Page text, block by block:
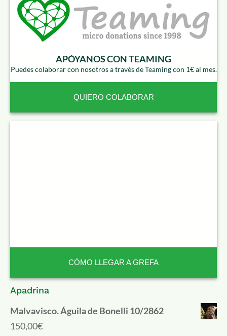
APÓYANOS CON TEAMING
Puedes colaborar con nosotros a través de Teaming con 1€ al mes.
QUIERO COLABORAR
CÓMO LLEGAR A GREFA
Apadrina
Malvavisco. Águila de Bonelli 10/2862
150,00€